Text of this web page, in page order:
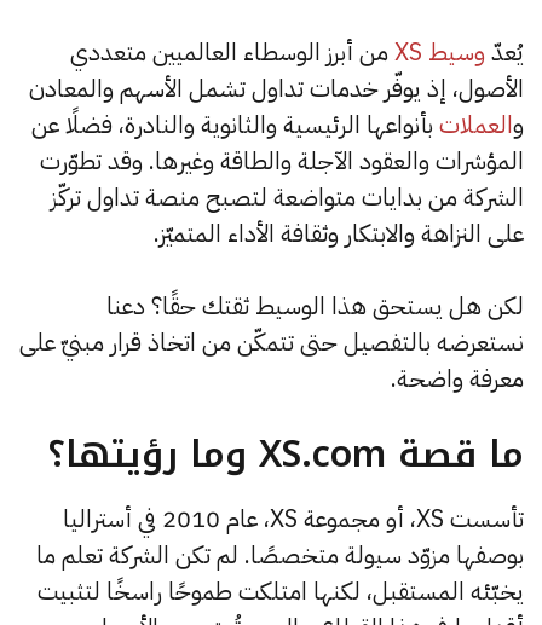
يُعدّ وسيط XS
من أبرز الوسطاء العالميين متعددي
الأصول، إذ يوفّر خدمات تداول تشمل الأسهم والمعادن
والعملات بأنواعها الرئيسية والثانوية والنادرة، فضلًا عن
المؤشرات والعقود الآجلة والطاقة وغيرها. وقد تطوّرت
الشركة من بدايات متواضعة لتصبح منصة تداول تركّز
على النزاهة والابتكار وثقافة الأداء المتميّز.
لكن هل يستحق هذا الوسيط ثقتك حقًا؟ دعنا
نستعرضه بالتفصيل حتى تتمكّن من اتخاذ قرار مبنيّ على
معرفة واضحة.
ما قصة XS.com وما رؤيتها؟
تأسست XS، أو مجموعة XS، عام 2010 في أستراليا
بوصفها مزوّد سيولة متخصصًا. لم تكن الشركة تعلم ما
يخبّئه المستقبل، لكنها امتلكت طموحًا راسخًا لتثبيت